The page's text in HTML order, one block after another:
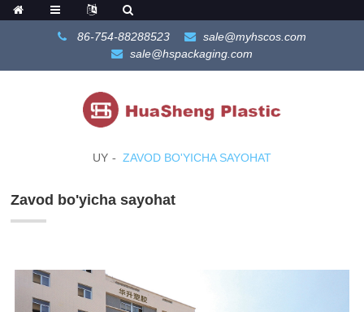
86-754-88288523
sale@myhscos.com
sale@hspackaging.com
UY ZAVOD BO'YICHA SAYOHAT
Zavod bo'yicha sayohat